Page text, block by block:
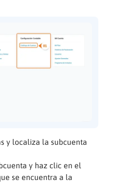
y localiza la subcuenta
y haz clic en el
se encuentra a la